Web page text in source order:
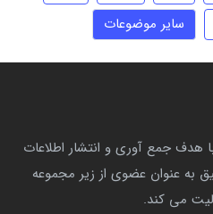
سایر موضوعات
حقوقی ایران از سال 1394 با هدف جمع آوری و انتشار اطلاعات
به عنوان عضوی از زیر مجموعه
می کند.